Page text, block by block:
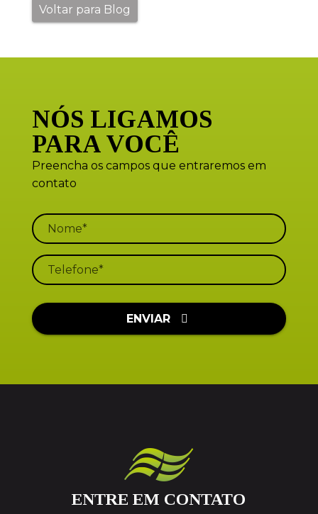
Voltar para Blog
NÓS LIGAMOS
PARA VOCÊ
Preencha os campos que entraremos em
contato
ENVIAR
ENTRE EM CONTATO